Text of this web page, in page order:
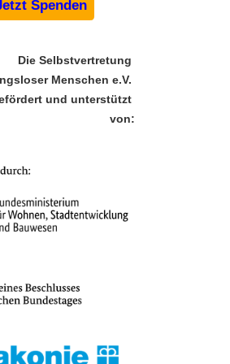
Spenden
Die Selbstvertretung
Menschen e.V.
und unterstützt
von: